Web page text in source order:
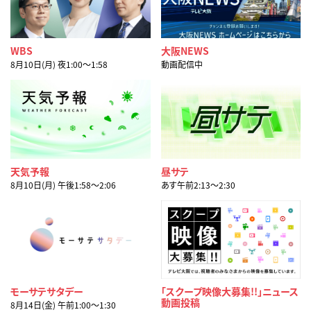
WBS
8月10日(月) 夜1:00〜1:58
大阪NEWS
動画配信中
天気予報
8月10日(月) 午後1:58〜2:06
昼サテ
あす午前2:13〜2:30
モーサテサタデー
8月14日(金) 午前1:00〜1:30
「スクープ映像大募集!!」ニュース
動画投稿